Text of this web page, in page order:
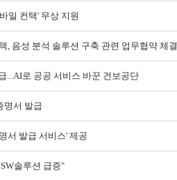
일 컨택' 무상 지원
, 음성 분석 솔루션 구축 관련 업무협약 체결
...AI로 공공 서비스 바꾼 건보공단
명서 발급
서 발급 서비스' 제공
솔루션 급증"